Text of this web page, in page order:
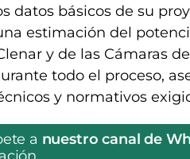
datos básicos de su
estimación del
y de las Cámaras
todo el proceso,
y normativos
a nuestro canal de